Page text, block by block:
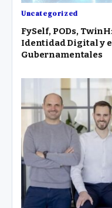
Uncategorized
FySelf, PODs,
Identidad Digital y
Gubernamentales